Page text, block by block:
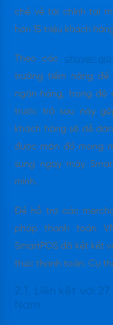
chế về tài chính tại
hơn 15 triệu khách
Theo các chuyên
trường tiềm năng
ngân hàng, trong đó
trước trả sau này
khách hàng sẽ dễ
được món đồ mong
sung ngay máy
mình.
Để hỗ trợ các
pháp thanh toán
SmartPOS đã kết kết
thức thanh toán. Cụ
2.1. Liên kết với
Nam